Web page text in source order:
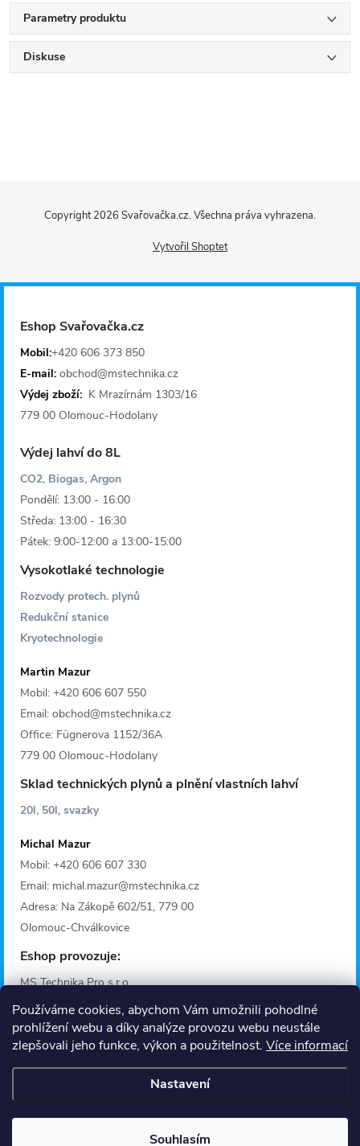
Používáme cookies, abychom Vám umožnili pohodlné
prohlížení webu a díky analýze provozu webu neustále
zlepšovali jeho funkce, výkon a použitelnost. Více informací
Nastavení
Souhlasím
Parametry produktu
Diskuse
p
Vytvořil Shoptet
Copyright 2026 Svařovačka.cz. Všechna práva vyhrazena.
Eshop Svařovačka.cz
Mobil:+420 606 373 850
E-mail: obchod@mstechnika.cz
Výdej zboží: K Mrazírnám 1303/16
779 00 Olomouc-Hodolany
Výdej lahví do 8L
CO2, Biogas, Argon
Pondělí: 13:00 - 16:00
Středa: 13:00 - 16:30
Pátek: 9:00-12:00 a 13:00-15:00
Vysokotlaké technologie
Rozvody protech. plynů
Redukční stanice
Kryotechnologie
Martin Mazur
Mobil: +420 606 607 550
Email: obchod@mstechnika.cz
Office: Fügnerova 1152/36A
779 00 Olomouc-Hodolany
Sklad technických plynů a plnění vlastních lahví
20l, 50l, svazky
Michal Mazur
Mobil: +420 606 607 330
Email: michal.mazur@mstechnika.cz
Adresa: Na Zákopě 602/51, 779 00
Olomouc-Chválkovice
Eshop provozuje:
MS Technika Pro s.r.o.
IČO: 28642368
Adresa: Fügnerova 1125/36A
779 00 Olomouc
Provozní doba